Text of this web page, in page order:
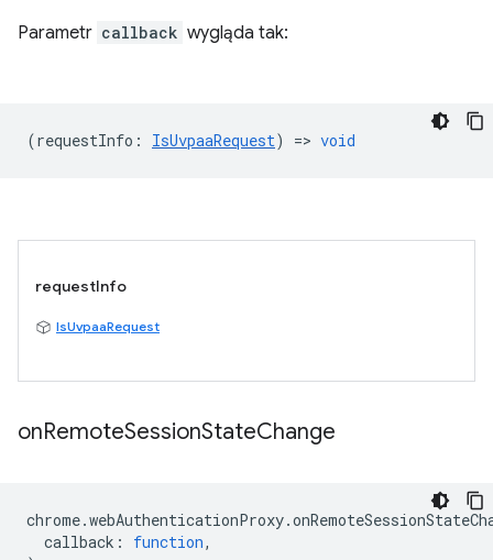
Parametr callback wygląda tak:
(requestInfo : IsUvpaaRequest) => void
requestInfo
IsUvpaaRequest
onRemoteSessionStateChange
chrome.webAuthenticationProxy.
callback : function,